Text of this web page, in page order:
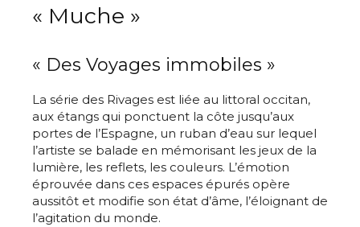
« Muche »
« Des Voyages immobiles »
La série des Rivages est liée au littoral occitan,
aux étangs qui ponctuent la côte jusqu’aux
portes de l’Espagne, un ruban d’eau sur lequel
l’artiste se balade en mémorisant les jeux de la
lumière, les reflets, les couleurs. L’émotion
éprouvée dans ces espaces épurés opère
aussitôt et modifie son état d’âme, l’éloignant de
l’agitation du monde.